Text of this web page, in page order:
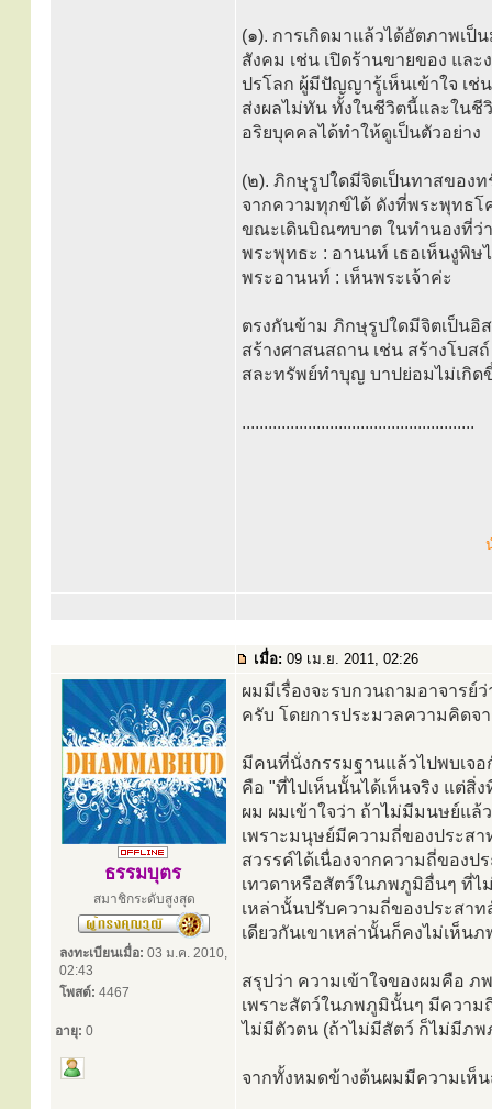
(๑). การเกิดมาแล้วได้อัตภาพเ
สังคม เช่น เปิดร้านขายของ แล
ปรโลก ผู้มีปัญญารู้เห็นเข้าใจ เ
ส่งผลไม่ทัน ทั้งในชีวิตนี้และใน
อริยบุคคลได้ทำให้ดูเป็นตัวอย่าง
(๒). ภิกษุรูปใดมีจิตเป็นทาสของ
จากความทุกข์ได้ ดังที่พระพุทธโ
ขณะเดินบิณฑบาต ในทำนองที่ว่า
พระพุทธะ : อานนท์ เธอเห็นงูพิษ
พระอานนท์ : เห็นพระเจ้าค่ะ
ตรงกันข้าม ภิกษุรูปใดมีจิตเป็นอิ
สร้างศาสนสถาน เช่น สร้างโบส
สละทรัพย์ทำบุญ บาปย่อมไม่เกิ
.....................................................
เมื่อ: 09 เม.ย. 2011, 02:26
ธรรมบุตร
สมาชิกระดับสูงสุด
ลงทะเบียนเมื่อ: 03 ม.ค. 2010,
02:43
โพสต์: 4467
อายุ: 0
ผมมีเรื่องจะรบกวนถามอาจารย์
ครับ โดยการประมวลความคิดจ
มีคนที่นั่งกรรมฐานแล้วไปพบเจ
คือ "ที่ไปเห็นนั้นได้เห็นจริง แต่สิ่
ผม ผมเข้าใจว่า ถ้าไม่มีมนษย์แ
เพราะมนุษย์มีความถี่ของประส
สวรรค์ได้เนื่องจากความถี่ของป
เทวดาหรือสัตว์ในภพภูมิอื่นๆ ที่ไ
เหล่านั้นปรับความถี่ของประสา
เดียวกันเขาเหล่านั้นก็คงไม่เห็น
สรุปว่า ความเข้าใจของผมคือ
เพราะสัตว์ในภพภูมินั้นๆ มีความ
ไม่มีตัวตน (ถ้าไม่มีสัตว์ ก็ไม่มีภ
จากทั้งหมดข้างต้นผมมีความเห็